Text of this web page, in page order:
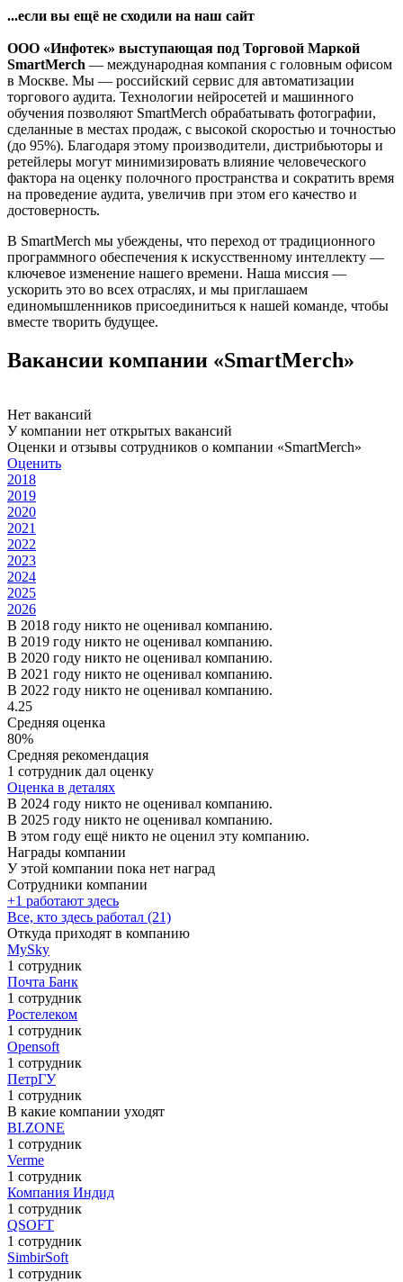
...если вы ещё не сходили на наш сайт
ООО «Инфотек» выступающая под Торговой Маркой
SmartMerch — международная компания с головным офисом
в Москве. Мы — российский сервис для автоматизации
торгового аудита. Технологии нейросетей и машинного
обучения позволяют SmartMerch обрабатывать фотографии,
сделанные в местах продаж, с высокой скоростью и точностью
(до 95%). Благодаря этому производители, дистрибьюторы и
ретейлеры могут минимизировать влияние человеческого
фактора на оценку полочного пространства и сократить время
на проведение аудита, увеличив при этом его качество и
достоверность.
В SmartMerch мы убеждены, что переход от традиционного
программного обеспечения к искусственному интеллекту —
ключевое изменение нашего времени. Наша миссия —
ускорить это во всех отраслях, и мы приглашаем
единомышленников присоединиться к нашей команде, чтобы
вместе творить будущее.
Вакансии компании «SmartMerch»
Нет вакансий
У компании нет открытых вакансий
Оценки и отзывы сотрудников о компании «SmartMerch»
Оценить
2018
2019
2020
2021
2022
2023
2024
2025
2026
В 2018 году никто не оценивал компанию.
В 2019 году никто не оценивал компанию.
В 2020 году никто не оценивал компанию.
В 2021 году никто не оценивал компанию.
В 2022 году никто не оценивал компанию.
4.25
Средняя оценка
80%
Средняя рекомендация
1 сотрудник дал оценку
Оценка в деталях
В 2024 году никто не оценивал компанию.
В 2025 году никто не оценивал компанию.
В этом году ещё никто не оценил эту компанию.
Награды компании
У этой компании пока нет наград
Сотрудники компании
+1 работают здесь
Все, кто здесь работал (21)
Откуда приходят в компанию
MySky
1 сотрудник
Почта Банк
1 сотрудник
Ростелеком
1 сотрудник
Opensoft
1 сотрудник
ПетрГУ
1 сотрудник
В какие компании уходят
BI.ZONE
1 сотрудник
Verme
1 сотрудник
Компания Индид
1 сотрудник
QSOFT
1 сотрудник
SimbirSoft
1 сотрудник